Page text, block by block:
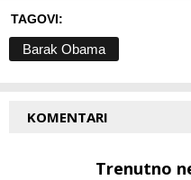
TAGOVI:
Barak Obama
KOMENTARI
Trenutno